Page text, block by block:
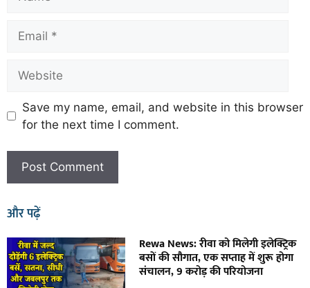
Save my name, email, and website in this browser
for the next time I comment.
और पढ़ें
Rewa News: रीवा को मिलेगी इलेक्ट्रिक
बसों की सौगात, एक सप्ताह में शुरू होगा
संचालन, 9 करोड़ की परियोजना